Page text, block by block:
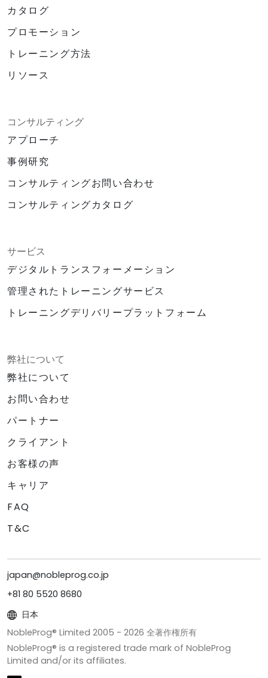
カタログ
プロモーション
トレーニング方法
リソース
コンサルティング
アプローチ
事例研究
コンサルティングお問い合わせ
コンサルティングカタログ
サービス
デジタルトランスフォーメーション
管理されたトレーニングサービス
トレーニングデリバリープラットフォーム
弊社について
弊社について
お問い合わせ
パートナー
クライアント
お客様の声
キャリア
FAQ
T&C
japan@nobleprog.co.jp
+81 80 5520 8680
日本
NobleProg® Limited 2005 - 2026 全著作権所有
NobleProg® is a registered trade mark of NobleProg
Limited and/or its affiliates.